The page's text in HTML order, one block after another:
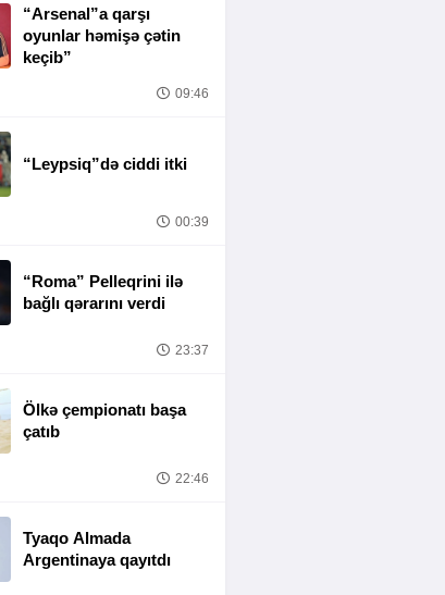
“Arsenal”a qarşı
oyunlar həmişə çətin
keçib”
09:46
“Leypsiq”də ciddi itki
00:39
“Roma” Pelleqrini ilə
bağlı qərarını verdi
23:37
Ölkə çempionatı başa
çatıb
22:46
Tyaqo Almada
Argentinaya qayıtdı